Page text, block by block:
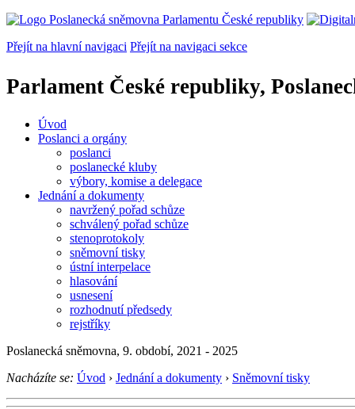
Přejít na hlavní navigaci Přejít na navigaci sekce
Parlament České republiky,
Úvod
Poslanci a orgány
poslanci
poslanecké kluby
výbory, komise a delegace
Jednání a dokumenty
navržený pořad schůze
schválený pořad schůze
stenoprotokoly
sněmovní tisky
ústní interpelace
hlasování
usnesení
rozhodnutí předsedy
rejstříky
Poslanecká sněmovna, 9. období, 2021 - 2025
Nacházíte se: Úvod › Jednání a dokumenty › Sněmovní tisky